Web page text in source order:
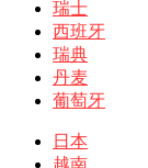
瑞士
西班牙
瑞典
丹麦
葡萄牙
日本
越南